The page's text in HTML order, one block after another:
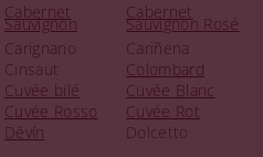
Cabernet
Sauvignon
Cabernet
Sauvignon Rosé
Carignano
Cariñena
Cinsaut
Colombard
Cuvée bílé
Cuvée Blanc
Cuvée Rosso
Cuvée Rot
Děvín
Dolcetto